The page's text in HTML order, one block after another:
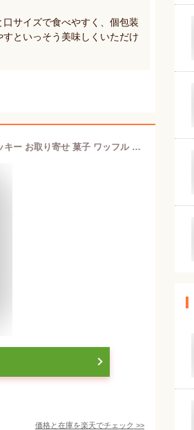
サイズで食べやすく、個包装
といっそう美味しくいただけ
【20%OFFクーポン有】まるごとサンド10枚入 スイーツ お試し クッキー お取り寄せ 菓子 ワッフル 送料無料 山形 さくらんぼ 枝豆 洋菓子 土産 スイーツ ギフト 内祝い お取り寄せグルメ ゴーフル クッキー 可愛い お洒落 お茶菓子 クリームサンド お土産 グルメ
価格と在庫を楽天でチェック >>